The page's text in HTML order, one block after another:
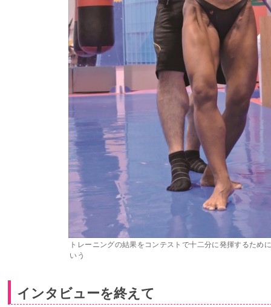
トレーニングの結果をコンテストで十二分に発揮するため
いう
インタビューを終えて